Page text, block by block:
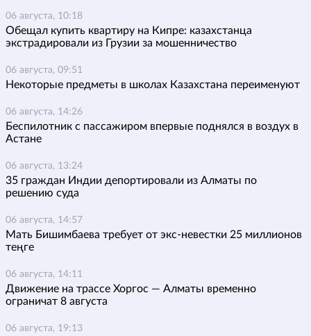
06 августа, 10:18
Обещал купить квартиру на Кипре: казахстанца
экстрадировали из Грузии за мошенничество
06 августа, 09:51
Некоторые предметы в школах Казахстана переименуют
06 августа, 14:26
Беспилотник с пассажиром впервые поднялся в воздух в
Астане
06 августа, 13:24
35 граждан Индии депортировали из Алматы по
решению суда
06 августа, 14:57
Мать Бишимбаева требует от экс-невестки 25 миллионов
теңге
06 августа, 14:11
Движение на трассе Хоргос — Алматы временно
ограничат 8 августа
06 августа, 19:13